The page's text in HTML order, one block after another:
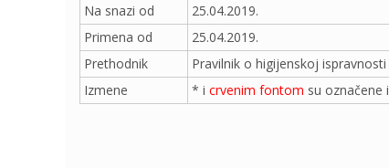
Na snazi od
25.04.2019.
Primena od
25.04.2019.
Prethodnik
Pravilnik o higijenskoj
Izmene
* i crvenim fontom su označene